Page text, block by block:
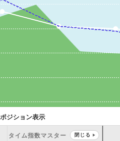
ポジション表示
タイム指数マスター 閉じる